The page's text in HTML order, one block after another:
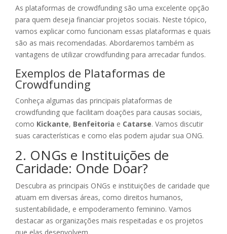
As plataformas de crowdfunding são uma excelente opção
para quem deseja financiar projetos sociais. Neste tópico,
vamos explicar como funcionam essas plataformas e quais
são as mais recomendadas. Abordaremos também as
vantagens de utilizar crowdfunding para arrecadar fundos.
Exemplos de Plataformas de
Crowdfunding
Conheça algumas das principais plataformas de
crowdfunding que facilitam doações para causas sociais,
como Kickante, Benfeitoria e Catarse. Vamos discutir
suas características e como elas podem ajudar sua ONG.
2. ONGs e Instituições de
Caridade: Onde Doar?
Descubra as principais ONGs e instituições de caridade que
atuam em diversas áreas, como direitos humanos,
sustentabilidade, e empoderamento feminino. Vamos
destacar as organizações mais respeitadas e os projetos